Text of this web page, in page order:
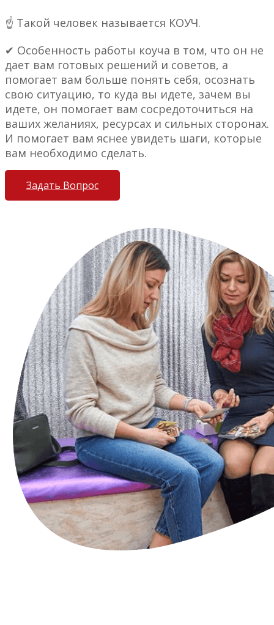
☝️ Такой человек называется КОУЧ.
✔ Особенность работы коуча в том, что он не
дает вам готовых решений и советов, а
помогает вам больше понять себя, осознать
свою ситуацию, то куда вы идете, зачем вы
идете, он помогает вам сосредоточиться на
ваших желаниях, ресурсах и сильных сторонах.
И помогает вам яснее увидеть шаги, которые
вам необходимо сделать.
Задать Вопрос